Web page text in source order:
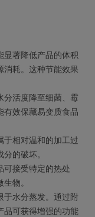
显著降低产品的体积
消耗。这种节能效果
分活度降至细菌、霉
有效保藏易变质食品
于相对温和的加工过
的破坏。
可接受特定的热处
物。
于水分蒸发。通过附
品可获得增强的功能